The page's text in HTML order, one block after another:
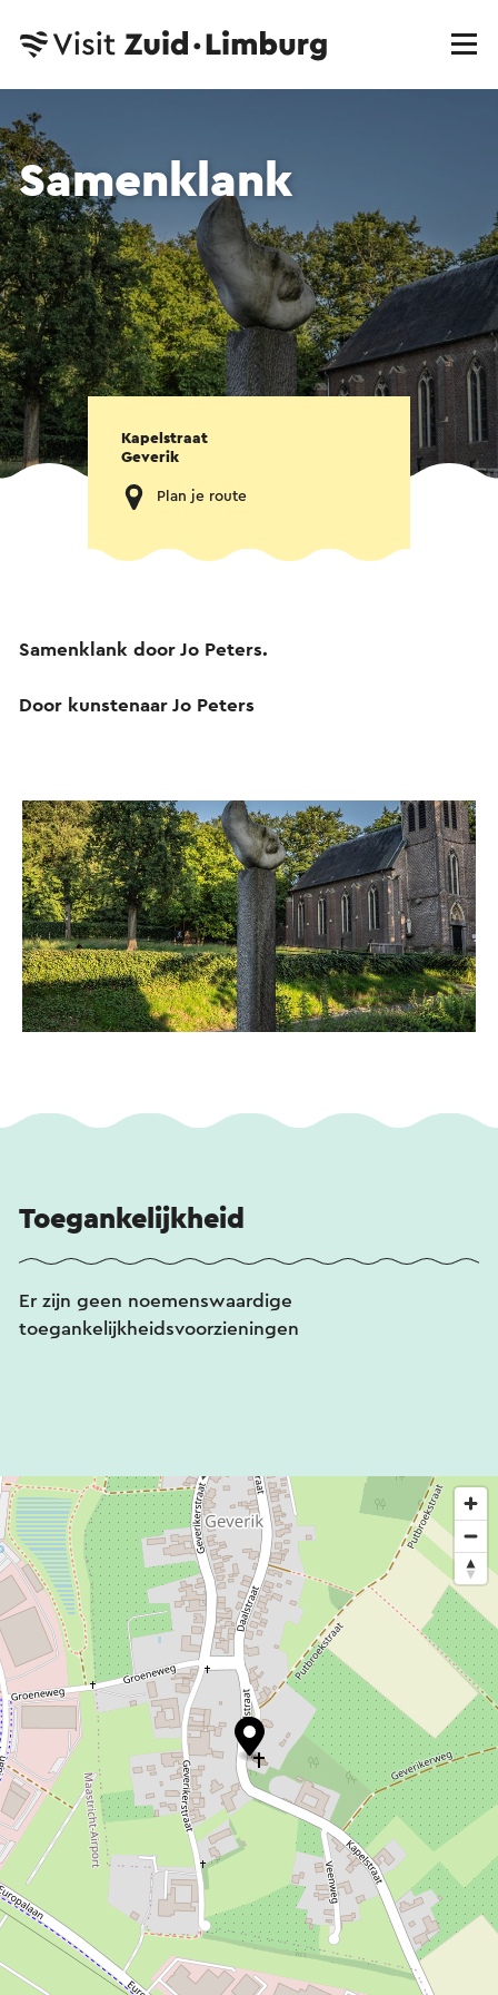
Samenklank
Kapelstraat
Geverik
Plan je route
Samenklank door Jo Peters.
Door kunstenaar Jo Peters
Toegankelijkheid
Er zijn geen noemenswaardige
toegankelijkheidsvoorzieningen